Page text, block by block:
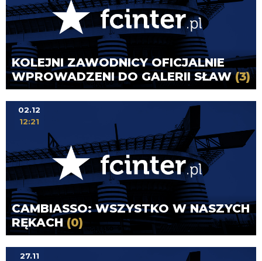
KOLEJNI ZAWODNICY OFICJALNIE
WPROWADZENI DO GALERII SŁAW(3)
CAMBIASSO: WSZYSTKO W NASZYCH
RĘKACH(0)
02.12
12:21
27.11